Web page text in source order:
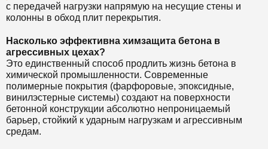
с передачей нагрузки напрямую на несущие стены и
колонны в обход плит перекрытия.
Насколько эффективна химзащита бетона в
агрессивных цехах?
Это единственный способ продлить жизнь бетона в
химической промышленности. Современные
полимерные покрытия (фарфоровые, эпоксидные,
винилэстерные системы) создают на поверхности
бетонной конструкции абсолютно непроницаемый
барьер, стойкий к ударным нагрузкам и агрессивным
средам.